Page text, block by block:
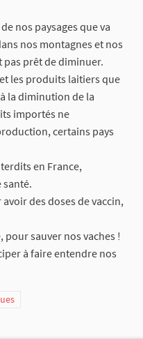
nos paysages que va
nos montagnes et nos
pas prêt de diminuer.
les produits laitiers que
la diminution de la
importés ne
certains pays
en France,
santé.
des doses de vaccin,
pour sauver nos vaches !
à faire entendre nos